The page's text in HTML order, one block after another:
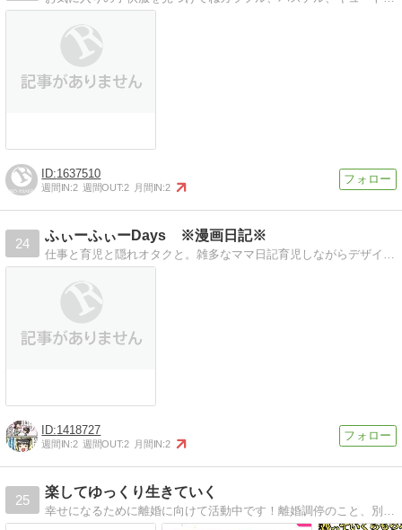
1637510
週間IN:2 週間OUT:2 月間IN:2
24
ふぃーふぃーDays ※漫画日記※
1418727
週間IN:2 週間OUT:2 月間IN:2
25
楽してゆっくり生きていく